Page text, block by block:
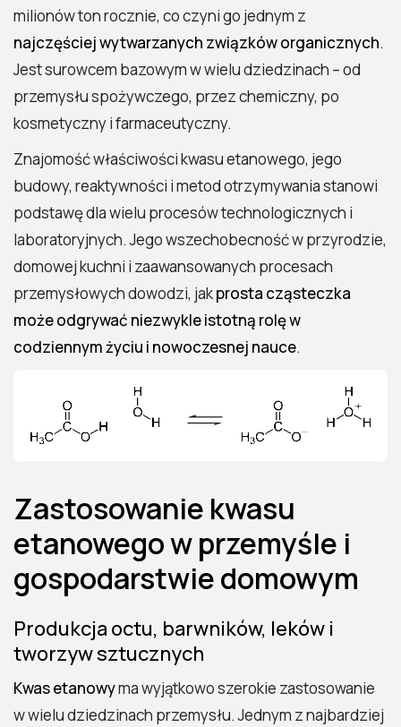
milionów ton rocznie, co czyni go jednym z
najczęściej wytwarzanych związków organicznych.
Jest surowcem bazowym w wielu dziedzinach – od
przemysłu spożywczego, przez chemiczny, po
kosmetyczny i farmaceutyczny.
Znajomość właściwości kwasu etanowego, jego
budowy, reaktywności i metod otrzymywania stanowi
podstawę dla wielu procesów technologicznych i
laboratoryjnych. Jego wszechobecność w przyrodzie,
domowej kuchni i zaawansowanych procesach
przemysłowych dowodzi, jakprosta cząsteczka
może odgrywać niezwykle istotną rolę w
codziennym życiu i nowoczesnej nauce.
Zastosowanie kwasu
etanowego w przemyśle i
gospodarstwie domowym
Produkcja octu, barwników, leków i
tworzyw sztucznych
Kwas etanowyma wyjątkowo szerokie zastosowanie
w wielu dziedzinach przemysłu. Jednym z najbardziej